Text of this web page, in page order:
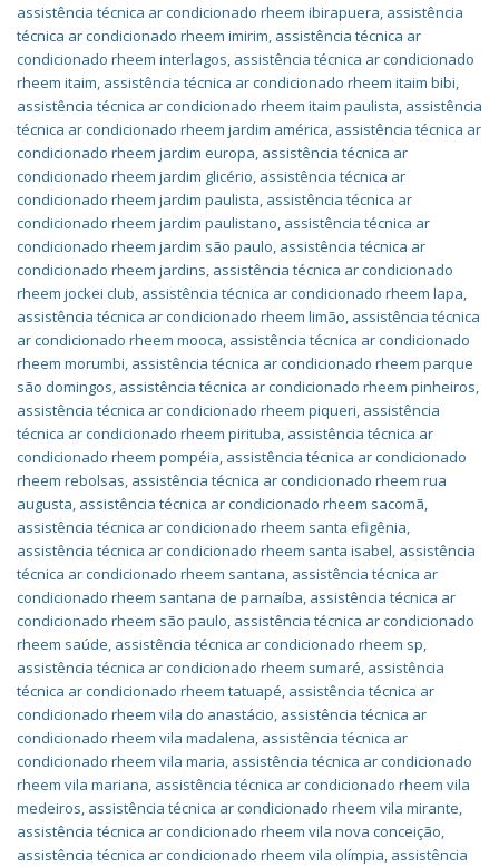
assistência técnica ar condicionado rheem ibirapuera, assistência
técnica ar condicionado rheem imirim, assistência técnica ar
condicionado rheem interlagos, assistência técnica ar condicionado
rheem itaim, assistência técnica ar condicionado rheem itaim bibi,
assistência técnica ar condicionado rheem itaim paulista, assistência
técnica ar condicionado rheem jardim américa, assistência técnica ar
condicionado rheem jardim europa, assistência técnica ar
condicionado rheem jardim glicério, assistência técnica ar
condicionado rheem jardim paulista, assistência técnica ar
condicionado rheem jardim paulistano, assistência técnica ar
condicionado rheem jardim são paulo, assistência técnica ar
condicionado rheem jardins, assistência técnica ar condicionado
rheem jockei club, assistência técnica ar condicionado rheem lapa,
assistência técnica ar condicionado rheem limão, assistência técnica
ar condicionado rheem mooca, assistência técnica ar condicionado
rheem morumbi, assistência técnica ar condicionado rheem parque
são domingos, assistência técnica ar condicionado rheem pinheiros,
assistência técnica ar condicionado rheem piqueri, assistência
técnica ar condicionado rheem pirituba, assistência técnica ar
condicionado rheem pompéia, assistência técnica ar condicionado
rheem rebolsas, assistência técnica ar condicionado rheem rua
augusta, assistência técnica ar condicionado rheem sacomã,
assistência técnica ar condicionado rheem santa efigênia,
assistência técnica ar condicionado rheem santa isabel, assistência
técnica ar condicionado rheem santana, assistência técnica ar
condicionado rheem santana de parnaíba, assistência técnica ar
condicionado rheem são paulo, assistência técnica ar condicionado
rheem saúde, assistência técnica ar condicionado rheem sp,
assistência técnica ar condicionado rheem sumaré, assistência
técnica ar condicionado rheem tatuapé, assistência técnica ar
condicionado rheem vila do anastácio, assistência técnica ar
condicionado rheem vila madalena, assistência técnica ar
condicionado rheem vila maria, assistência técnica ar condicionado
rheem vila mariana, assistência técnica ar condicionado rheem vila
medeiros, assistência técnica ar condicionado rheem vila mirante,
assistência técnica ar condicionado rheem vila nova conceição,
assistência técnica ar condicionado rheem vila olímpia, assistência